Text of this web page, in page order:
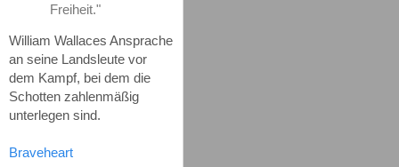
Freiheit."
William Wallaces Ansprache
an seine Landsleute vor
dem Kampf, bei dem die
Schotten zahlenmäßig
unterlegen sind.
Braveheart